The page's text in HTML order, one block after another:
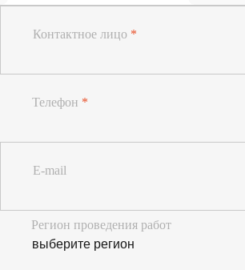
Контактное лицо *
Телефон *
E-mail
Регион проведения работ